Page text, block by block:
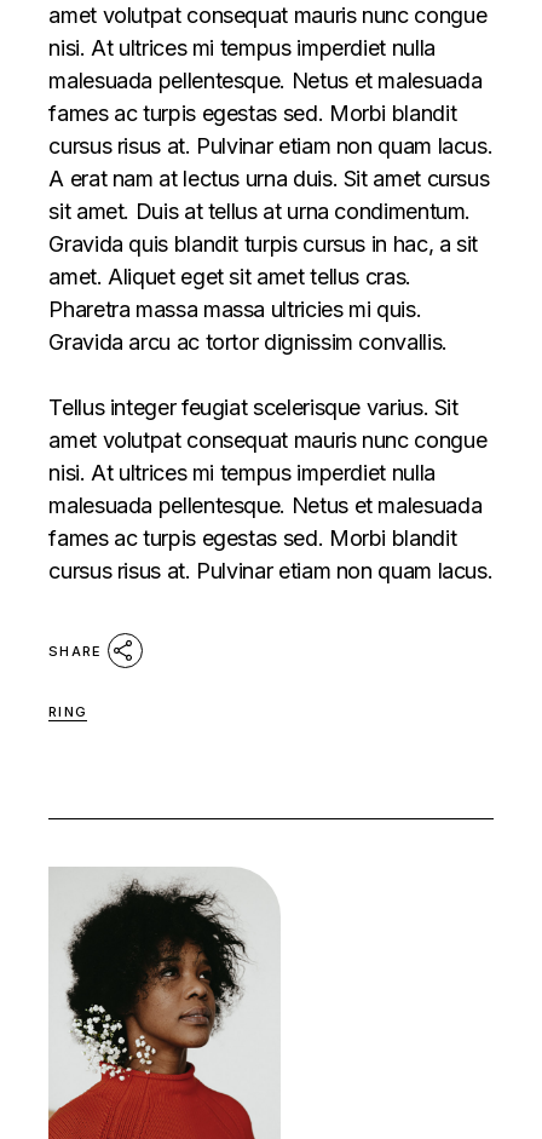
amet volutpat consequat mauris nunc congue
nisi. At ultrices mi tempus imperdiet nulla
malesuada pellentesque. Netus et malesuada
fames ac turpis egestas sed. Morbi blandit
cursus risus at. Pulvinar etiam non quam lacus.
A erat nam at lectus urna duis. Sit amet cursus
sit amet. Duis at tellus at urna condimentum.
Gravida quis blandit turpis cursus in hac, a sit
amet. Aliquet eget sit amet tellus cras.
Pharetra massa massa ultricies mi quis.
Gravida arcu ac tortor dignissim convallis.
Tellus integer feugiat scelerisque varius. Sit
amet volutpat consequat mauris nunc congue
nisi. At ultrices mi tempus imperdiet nulla
malesuada pellentesque. Netus et malesuada
fames ac turpis egestas sed. Morbi blandit
cursus risus at. Pulvinar etiam non quam lacus.
SHARE
RING